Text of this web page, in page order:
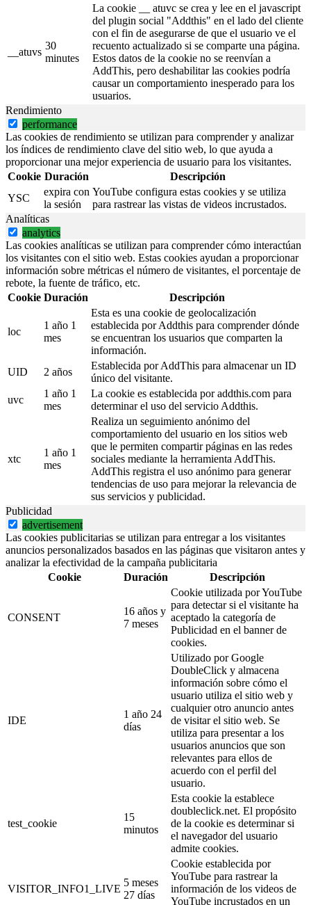
__atuvs
30
minutes
La cookie __ atuvc se crea y lee en el javascript
del plugin social "Addthis" en el lado del cliente
con el fin de asegurarse de que el usuario ve el
recuento actualizado si se comparte una página.
Estos datos de la cookie no se reenvían a
AddThis, pero deshabilitar las cookies podría
causar un comportamiento inesperado para los
usuarios.
Rendimiento
performance
Las cookies de rendimiento se utilizan para comprender y analizar
los índices de rendimiento clave del sitio web, lo que ayuda a
proporcionar una mejor experiencia de usuario para los visitantes.
Cookie Duración
Descripción
YSC
expira con
la sesión
YouTube configura estas cookies y se utiliza
para rastrear las vistas de videos incrustados.
Analíticas
analytics
Las cookies analíticas se utilizan para comprender cómo interactúan
los visitantes con el sitio web. Estas cookies ayudan a proporcionar
información sobre métricas el número de visitantes, el porcentaje de
rebote, la fuente de tráfico, etc.
Cookie Duración Descripción
loc
1 año 1
mes
Esta es una cookie de geolocalización
establecida por Addthis para comprender dónde
se encuentran los usuarios que comparten la
información.
UID
2 años
Establecida por AddThis para almacenar un ID
único del visitante.
uvc
1 año 1
mes
La cookie es establecida por addthis.com para
determinar el uso del servicio Addthis.
xtc
1 año 1
mes
Realiza un seguimiento anónimo del
comportamiento del usuario en los sitios web
que le permiten compartir páginas en las redes
sociales mediante la herramienta AddThis.
AddThis registra el uso anónimo para generar
tendencias de uso para mejorar la relevancia de
sus servicios y publicidad.
Publicidad
advertisement
Las cookies publicitarias se utilizan para entregar a los visitantes
anuncios personalizados basados en las páginas que visitaron antes y
analizar la efectividad de la campaña publicitaria
Cookie
Duración Descripción
CONSENT
16 años y
7 meses
Cookie utilizada por YouTube
para detectar si el visitante ha
aceptado la categoría de
Publicidad en el banner de
cookies.
IDE
1 año 24
días
Utilizado por Google
DoubleClick y almacena
información sobre cómo el
usuario utiliza el sitio web y
cualquier otro anuncio antes
de visitar el sitio web. Se
utiliza para presentar a los
usuarios anuncios que son
relevantes para ellos de
acuerdo con el perfil del
usuario.
test_cookie
15
minutos
Esta cookie la establece
doubleclick.net. El propósito
de la cookie es determinar si
el navegador del usuario
admite cookies.
VISITOR_INFO1_LIVE
5 meses
27 días
Cookie establecida por
YouTube para rastrear la
información de los videos de
YouTube incrustados en un